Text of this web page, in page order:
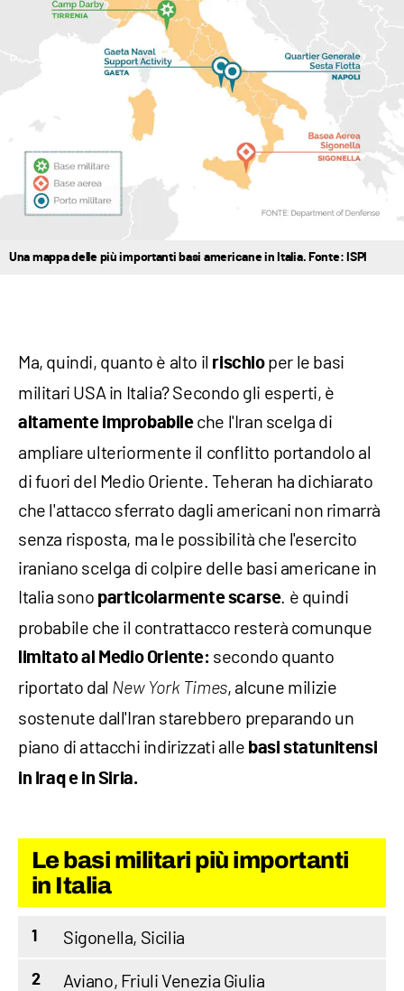
Una mappa delle più importanti basi americane in Italia. Fonte: ISPI
Ma, quindi, quanto è alto il rischioper le basi
militari USA in Italia? Secondo gli esperti, è
altamente improbabileche l'Iran scelga di
ampliare ulteriormente il conflitto portandolo al
di fuori del Medio Oriente. Teheran ha dichiarato
che l'attacco sferrato dagli americani non rimarrà
senza risposta, ma le possibilità che l'esercito
iraniano scelga di colpire delle basi americane in
Italia sono particolarmente scarse. è quindi
probabile che il contrattacco resterà comunque
limitato al Medio Oriente: secondo quanto
riportato dal New York Times, alcune milizie
sostenute dall'Iran starebbero preparando un
piano di attacchi indirizzati alle basi statunitensi
in Iraq e in Siria.
Le basi militari più importanti
in Italia
1 Sigonella, Sicilia
2 Aviano, Friuli Venezia Giulia